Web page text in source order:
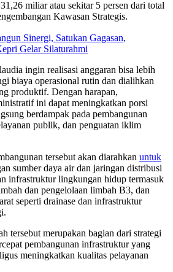
miliar atau sekitar 5 persen dari total
Kawasan Strategis.
Sinergi, Satukan Gagasan,
Gelar Silaturahmi
ingin realisasi anggaran bisa lebih
biaya operasional rutin dan dialihkan
produktif. Dengan harapan,
ini dapat meningkatkan porsi
berdampak pada pembangunan
publik, dan penguatan iklim
tersebut akan diarahkan untuk
sumber daya air dan jaringan distribusi
infrastruktur lingkungan hidup termasuk
dan pengelolaan limbah B3, dan
seperti drainase dan infrastruktur
tersebut merupakan bagian dari strategi
pembangunan infrastruktur yang
meningkatkan kualitas pelayanan